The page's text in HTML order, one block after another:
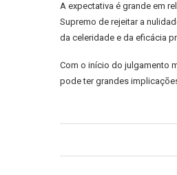
A expectativa é grande em
Supremo de rejeitar a
da celeridade e da eficácia
Com o início do julgamento
pode ter grandes